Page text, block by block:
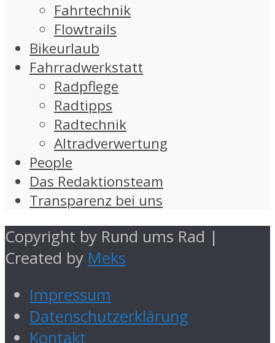
Fahrtechnik
Flowtrails
Bikeurlaub
Fahrradwerkstatt
Radpflege
Radtipps
Radtechnik
Altradverwertung
People
Das Redaktionsteam
Transparenz bei uns
Copyright by Rund ums Rad |
Created by Meks
Impressum
Datenschutzerklärung
Kontakt